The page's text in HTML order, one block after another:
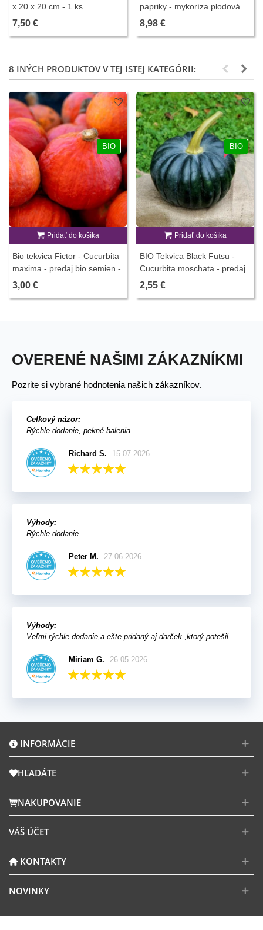
x 20 x 20 cm - 1 ks
7,50 €
papriky - mykoríza plodová
zelenina - 150 g
8,98 €
8 INÝCH PRODUKTOV V TEJ ISTEJ KATEGÓRII:
BIO
Pridať do košíka
Bio tekvica Fictor - Cucurbita
maxima - predaj bio semien -
8 ks
3,00 €
BIO
Pridať do košíka
BIO Tekvica Black Futsu -
Cucurbita moschata - predaj
bio semien - 7 ks
2,55 €
OVERENÉ NAŠIMI ZÁKAZNÍKMI
Pozrite si vybrané hodnotenia našich zákazníkov.
Celkový názor:
Rýchle dodanie, pekné balenia.
Richard S. 15.07.2026
Výhody:
Rýchle dodanie
Peter M. 27.06.2026
Výhody:
Veľmi rýchle dodanie,a ešte pridaný aj darček ,ktorý potešil.
Miriam G. 26.05.2026
INFORMÁCIE
HĽADÁTE
NAKUPOVANIE
VÁŠ ÚČET
KONTAKTY
NOVINKY